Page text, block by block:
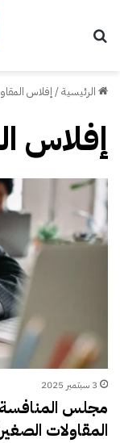
الرئيسية/ إفلاس
إفلاس
3 سبتمبر 2025
مجلس
المقاولات